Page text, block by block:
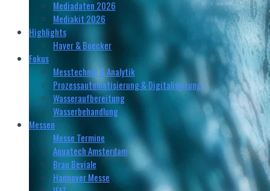
Mediadaten 2026
Mediakit 2026
Highlights
Haver & Boecker
Fokus
Messtechnik & Analytik
Prozessautomatisierung & Digitalisierung
Wasseraufbereitung
Wasserbehandlung
Messen
Messe Termine
Aquatech Amsterdam
Brau Beviale
Hannover Messe